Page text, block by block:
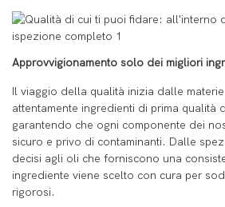
Approvvigionamento solo dei migliori
Il viaggio della qualità inizia dalle
attentamente ingredienti di prima qualità
garantendo che ogni componente dei
sicuro e privo di contaminanti. Dalle
decisi agli oli che forniscono una
ingrediente viene scelto con cura per
rigorosi.